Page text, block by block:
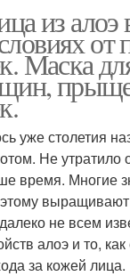
из алоэ
Маска
уже столетия
Не утратило
время. Многие
не всем
алоэ и то,
за кожей лица.